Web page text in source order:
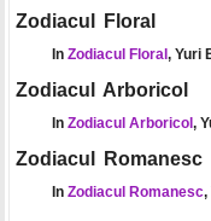
Zodiacul Floral
In Zodiacul Floral , Yuri
Zodiacul Arboricol
In Zodiacul Arboricol ,
Zodiacul Romanesc
In Zodiacul Romanesc,